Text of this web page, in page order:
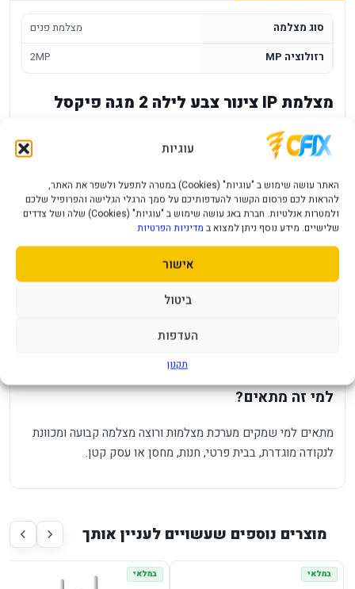
עוגיות
האתר עושה שימוש ב "עוגיות" (Cookies) במטרה לתפעל ולשפר את האתר,
להראות לכם פרסום הקשור להעדפותיכם על סמך הרגלי הגלישה והפרופיל שלכם
ולמטרות אנלטיות. חברת באג עושה שימוש ב "עוגיות" (Cookies) שלה ושל צדדים
שלישיים. מידע נוסף ניתן למצוא ב מדיניות הפרטיות
אישור
ביטול
העדפות
תקנון
סוג מצלמה
מצלמת פנים
רזולוציה MP
2MP
מצלמת IP צינור צבע לילה 2 מגה פיקסל
Provision BSH-320IPBN-28
מצלמת IP צינור Provision BSH-320IPBN-28 ברזולוציית 2MP,
עם תמיכה בצבע בלילה לפי תיאור הדגם. מבנה הצינור מתאים
להתקנה בולטת ומכוונת, ומאפשר לכוון את המצלמה לאזור ספציפי
כמו שער, חניה, כניסה או מעבר.
יתרונות מרכזיים
מצלמת IP ברזולוציית 2 מגה פיקסל.
צבע לילה לשיפור הזיהוי בתנאי תאורה מתאימים.
למי זה מתאים?
מתאים למי שמקים מערכת מצלמות ורוצה מצלמה קבועה ומכוונת
לנקודה מוגדרת, בבית פרטי, חנות, מחסן או עסק קטן.
מוצרים נוספים שעשויים לעניין אותך
במלאי במלאי